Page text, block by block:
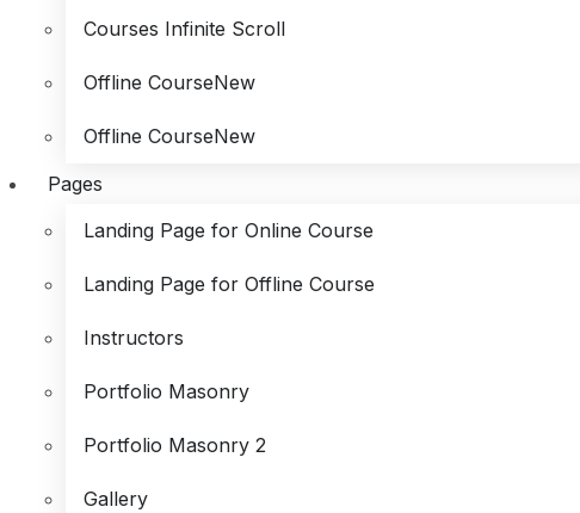
Courses Infinite Scroll
Offline CourseNew
Offline CourseNew
Pages
Landing Page for Online Course
Landing Page for Offline Course
Instructors
Portfolio Masonry
Portfolio Masonry 2
Gallery